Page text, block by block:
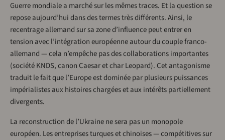
Guerre mondiale a marché sur les mêmes traces. Et la question se
repose aujourd’hui dans des termes très différents. Ainsi, le
recentrage allemand sur sa zone d’influence peut entrer en
tension avec l’intégration européenne autour du couple franco-
allemand — cela n’empêche pas des collaborations importantes
(société KNDS, canon Caesar et char Leopard). Cet antagonisme
traduit le fait que l’Europe est dominée par plusieurs puissances
impérialistes aux histoires chargées et aux intérêts partiellement
divergents.
La reconstruction de l’Ukraine ne sera pas un monopole
européen. Les entreprises turques et chinoises — compétitives sur